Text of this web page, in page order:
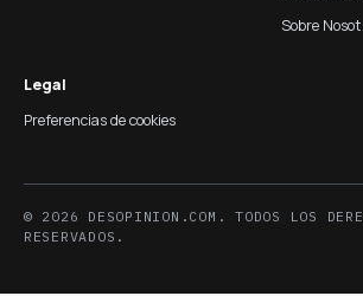
Sobre
Legal
Preferencias de cookies
© 2026 DESOPINION.COM. TODOS LOS
RESERVADOS.